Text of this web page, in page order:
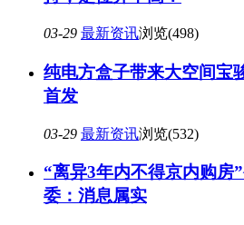
03-29 最新资讯浏览(498)
纯电方盒子带来大空间宝
首发
03-29 最新资讯浏览(532)
“离异3年内不得京内购房
委：消息属实